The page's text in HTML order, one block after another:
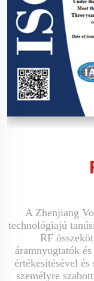
A Zhenjiang
technológiajú
RF
áramnyugtatók
értékesítésével
személyre